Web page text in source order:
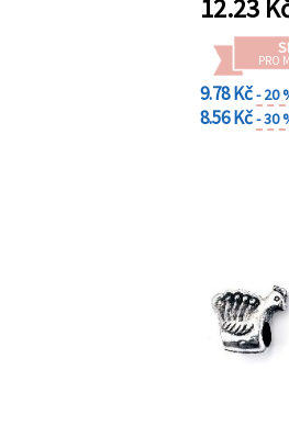
12.23
PRO
9.78 Kč- 20
8.56 Kč- 30